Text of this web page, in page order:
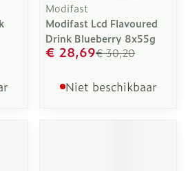
Modifast
Modifast Lcd Flavoured
Drink Blueberry 8x55g
€ 30,20
€ 28,69
Niet beschikbaar